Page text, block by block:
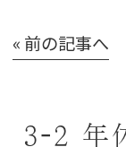
« 前の記事へ
3-2 年